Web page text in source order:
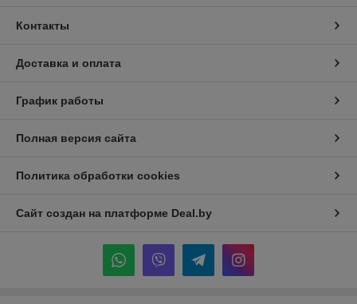
Контакты
Доставка и оплата
График работы
Полная версия сайта
Политика обработки cookies
Сайт создан на платформе Deal.by